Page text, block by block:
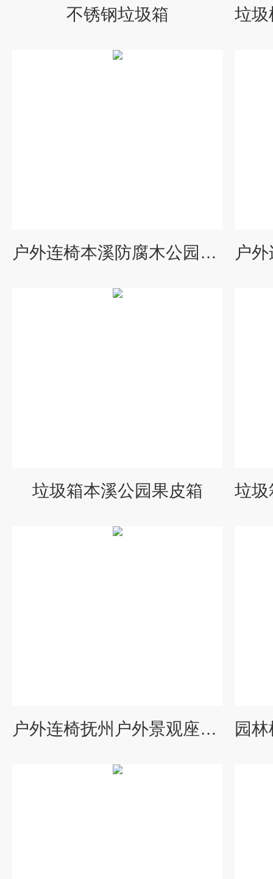
不锈钢垃圾箱
户外连椅本溪防腐木公园椅 铸铁园林椅生产厂家 园林桌椅
垃圾箱本溪公园果皮箱
户外连椅抚州户外景观座椅 防腐木公园椅生产厂家 园林桌椅